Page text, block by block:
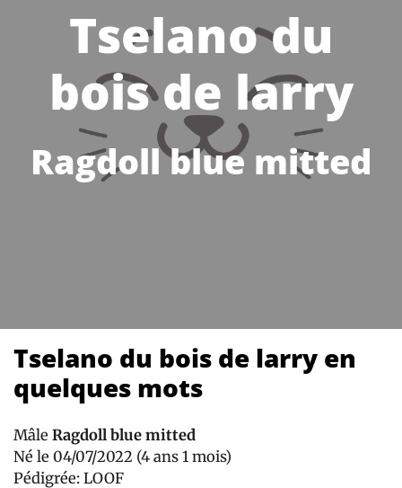
Tselano du
bois de larry
Ragdoll blue mitted
Tselano du bois de larry en
quelques mots
Mâle Ragdoll blue mitted
Né le 04/07/2022 (4 ans 1 mois)
Pédigrée: LOOF